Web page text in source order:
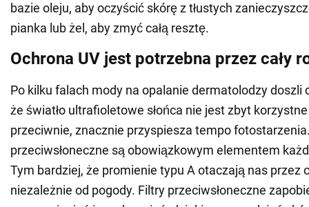
bazie oleju, aby oczyścić skórę z tłustych
pianka lub żel, aby zmyć całą resztę.
Ochrona UV jest potrzebna przez cały
Po kilku falach mody na opalanie dermatolodzy doszli
że światło ultrafioletowe słońca nie jest zbyt
przeciwnie, znacznie przyspiesza tempo
przeciwsłoneczne są obowiązkowym elementem
Tym bardziej, że promienie typu A otaczają nas przez
niezależnie od pogody. Filtry przeciwsłoneczne